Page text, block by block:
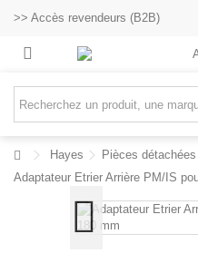
>> Accès revendeurs (B2B)
Hayes Pièces détachées
Adaptateur Etrier Arrière PM/IS